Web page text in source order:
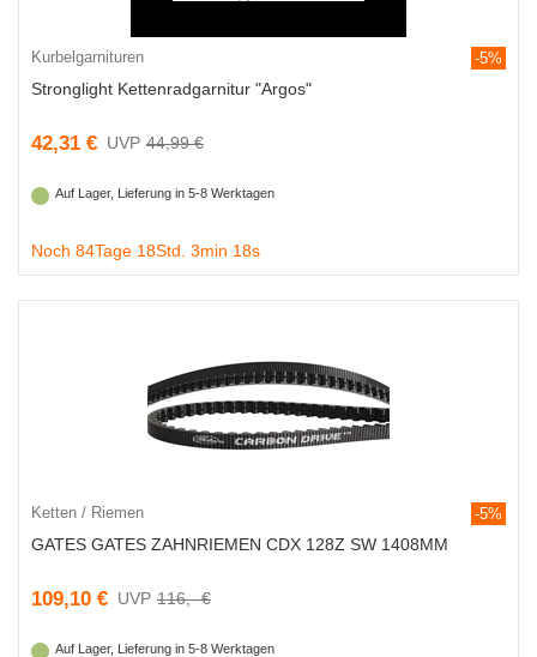
Kurbelgarnituren -5%
Stronglight Kettenradgarnitur "Argos"
42,31 € 44,99 €
Auf Lager, Lieferung in 5-8 Werktagen
Noch 84Tage 18Std. 3min 18s
Ketten / Riemen -5%
GATES GATES ZAHNRIEMEN CDX 128Z SW 1408MM
109,10 € 116,- €
Auf Lager, Lieferung in 5-8 Werktagen